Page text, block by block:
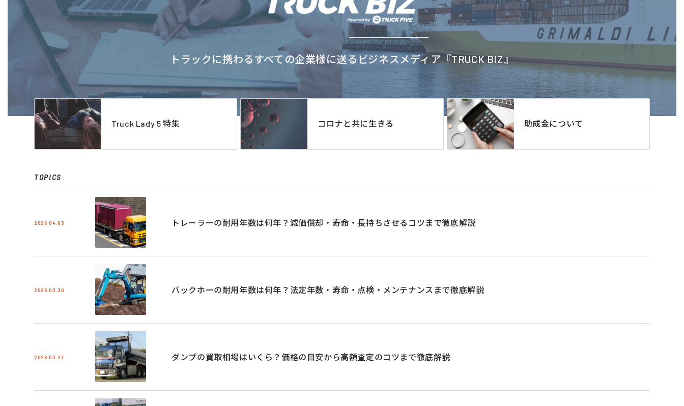
トラックに携わるすべての企業様に送るビジネスメディア『TRUCK BIZ』
Truck Lady 5 特集 コロナと共に生きる 助成金について
TOPICS
2026.04.03 トレーラーの耐用年数は何年？減価償却・寿命・長持ちさせるコツまで徹底解説
2026.03.30 バックホーの耐用年数は何年？法定年数・寿命・点検・メンテナンスまで徹底解説
2026.03.27 ダンプの買取相場はいくら？価格の目安から高額査定のコツまで徹底解説